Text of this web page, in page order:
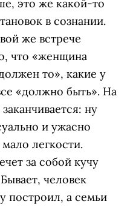
это же какой-то
в сознании.
же встрече
что «женщина
то», какие у
«должно быть». На
ну
и ужасно
легкости.
за собой кучу
человек
построил, а семьи